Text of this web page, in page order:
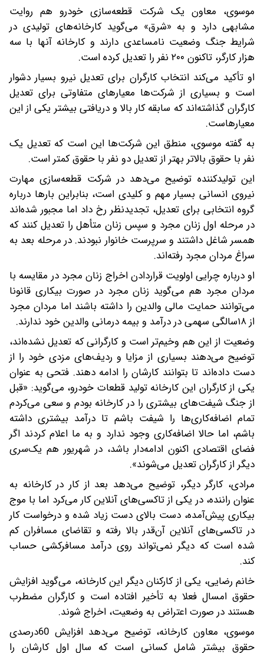
موسوی، معاون یک شرکت قطعه‌سازی خودرو هم روایت
مشابهی دارد و به «شرق» می‌گوید کارخانه‌های تولیدی در
شرایط جنگ وضعیت نامساعدی دارند و کارخانه آنها با سه
هزار کارگر، تاکنون ۲۰۰ نفر را تعدیل کرده است.
او تأکید می‌کند انتخاب کارگران برای تعدیل نیرو بسیار دشوار
است و بسیاری از شرکت‌ها معیارهای متفاوتی برای تعدیل
کارگران گذاشته‌اند که سابقه کار بالا و دریافتی بیشتر یکی از این
معیارهاست.
به گفته موسوی، منطق این شرکت‌ها این است که تعدیل یک
نفر با حقوق بالاتر بهتر از تعدیل دو نفر با حقوق کمتر است.
این تولیدکننده توضیح می‌دهد در شرکت قطعه‌سازی مهارت
نیروی انسانی بسیار مهم و کلیدی است، بنابراین بارها درباره
گروه انتخابی برای تعدیل، تجدیدنظر رخ داد اما مجبور شده‌اند
در مرحله اول زنان مجرد و سپس زنان متأهل را تعدیل کنند که
همسر شاغل داشتند و سرپرست خانوار نبودند. در مرحله بعد به
سراغ مردان مجرد رفته‌اند.
او درباره چرایی اولویت قرار‌دادن اخراج زنان مجرد در مقایسه با
مردان مجرد هم می‌گوید زنان مجرد در صورت بیکاری قانونا
می‌توانند حمایت مالی والدین را داشته باشند اما مردان مجرد
از ۱۸‌سالگی سهمی در درآمد و بیمه درمانی والدین خود ندارند.
وضعیت از این هم وخیم‌تر است و کارگرانی که تعدیل نشده‌اند،
توضیح می‌دهند بسیاری از مزایا و ردیف‌های مزدی خود را از
دست داده‌اند تا بتوانند کارشان را ادامه دهند. فتحی به ‌عنوان
یکی از کارگران این کارخانه تولید قطعات خودرو، می‌گوید: «قبل
از جنگ شیفت‌های بیشتری را در کارخانه بودم و سعی می‌کردم
تمام اضافه‌کاری‌ها را شیفت باشم تا درآمد بیشتری داشته
باشم، اما حالا اضافه‌کاری وجود ندارد و به ما اعلام کردند اگر
فضای اقتصادی اکنون ادامه‌دار باشد، در شهریور هم یک‌سری
دیگر از کارگران تعدیل می‌شوند».
مرادی، کارگر دیگر، توضیح می‌دهد بعد از کار در کارخانه به
‌عنوان راننده، در یکی از تاکسی‌های آنلاین کار می‌کرد اما با موج
بیکاری پیش‌آمده، دست بالای دست زیاد شده و درخواست کار
در تاکسی‌های آنلاین آن‌قدر بالا رفته و تقاضای مسافران کم
شده است که دیگر نمی‌تواند روی درآمد مسافرکشی حساب
کند.
خانم رضایی، یکی از کارکنان دیگر این کارخانه، می‌گوید افزایش
حقوق امسال فعلا به تأخیر افتاده است و کارگران مضطرب
هستند در صورت اعتراض به وضعیت، اخراج شوند.
موسوی، معاون کارخانه، توضیح می‌دهد افزایش 60درصدی
حقوق بیشتر شامل کسانی است که سال اول کارشان را